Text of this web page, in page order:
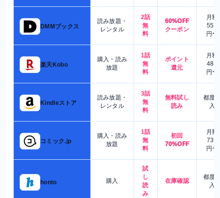
DMMブックス
読み放題・
レンタル
2話
無
料
60%OFF
クーポン
月額
550
円〜
楽天Kobo
購入・読み
放題
1話
無
料
ポイント
還元
月額
480
円〜
Kindleストア
読み放題・
レンタル
3話
無
料
無料試し
読み
都度
入
コミック.jp
購入・読み
放題
1話
無
料
初回
70%OFF
月額
730
円〜
honto 購入
試
し
読
み
在庫確認
都度
入